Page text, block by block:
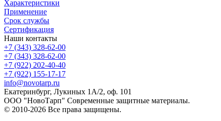
Характеристики
Применение
Срок службы
Сертификация
Наши контакты
+7 (343) 328-62-00
+7 (343) 328-62-00
+7 (922) 202-40-40
+7 (922) 155-17-17
info@novotarp.ru
Екатеринбург, Лукиных 1А/2, оф. 101
ООО "НовоТарп" Современные защитные материалы.
© 2010-2026 Все права защищены.